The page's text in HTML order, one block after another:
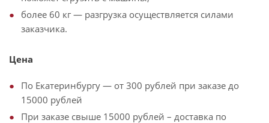
более 60 кг — разгрузка осуществляется силами
заказчика.
Цена
По Екатеринбургу — от 300 рублей при заказе до
15000 рублей
При заказе свыше 15000 рублей – доставка по